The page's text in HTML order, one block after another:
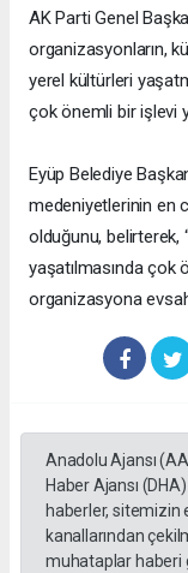
AK Parti Genel
organizasyonların,
yerel kültürleri
çok önemli bir işlevi
Eyüp Belediye
medeniyetlerinin en
olduğunu, belirterek,
yaşatılmasında çok
organizasyona
Anadolu Ajansı
Haber Ajansı
haberler, sitemizin
kanallarından
muhataplar haberi